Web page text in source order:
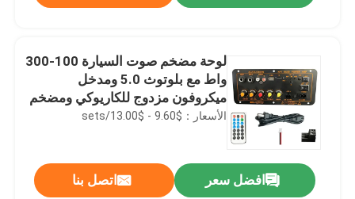
منتجات
معلومات عنا
لوحة مضخم صوت السيارة 100-300
واط مع بلوتوث 5.0 ومدخل
ميكروفون مزدوج للكاريوكي ومضخم
الصوت
الأسعار：$9.60 - $13.00/sets
افضل سعر اتصل بنا